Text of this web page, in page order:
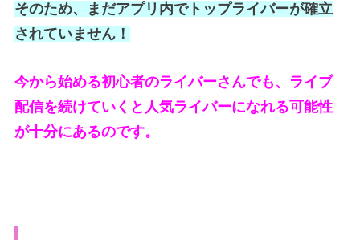
そのため、まだアプリ内でトップライバーが確立
されていません！
今から始める初心者のライバーさんでも、ライブ
配信を続けていくと人気ライバーになれる可能性
が十分にあるのです。